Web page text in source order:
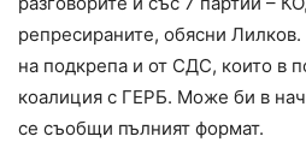
репресираните, обясни
на подкрепа и от СДС, които в
коалиция с ГЕРБ. Може би в
се съобщи пълният формат.